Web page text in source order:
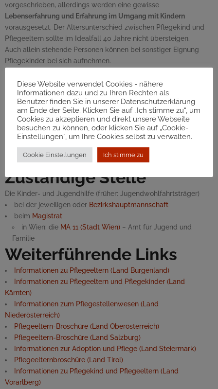
vorgeschrieben, allerdings werden eine gewisse
Lebenserfahrung und Erfahrung im Umgang mit Kindern
vorausgesetzt. Der Altersunterschied zwischen Pflegekind und
Pflegeeltern sollte im Idealfall 40 Jahre nicht übersteigen.
Auch allein stehende Personen können bei sonstiger Eignung
Pflegekinder bei sich aufnehmen.
Voraussetzungen die Möglichkeit, sich als Pflegemutter oder
Pflegevater anstellen zu lassen. Damit verbunden sind
Fortbildung, Beratung, soziale Absicherung (Pensions-, Kranken-,
Unfall- und Arbeitslosenversicherung) sowie ein Gehalt knapp
über der Geringfügigkeitsgrenze.
Tipp:
Referat für Adoptiv- und Pflegeeltern angeboten.
Zuständige Stelle
Die Kinder- und Jugendhilfe (früher: Jugendwohlfahrtsträger)
bei der jeweiligen oder Bezirkshauptmannschaft
beim Magistrat
in Wien: die MA 11 (Stadt Wien) − Amt für Jugend und
Familie
Weiterführende Links
Informationen zu Pflegeeltern (Land Burgenland)
Informationen zu Pflegeeltern und Pflegekinder (Land
Kärnten)
Informationen zum Pflegestellenwesen (Land
Niederösterreich)
Pflegeeltern-Broschüre (Land Oberösterreich)
Pflegeeltern-Broschüre (Land Salzburg)
Informationen zur Adoption und Pflege (Land Steiermark)
Pflegeelternbroschüre (Land Tirol)
Informationen zu Pflegekind und Pflegeeltern (Land
Vorarlberg)
Diese Website verwendet Cookies - nähere
Informationen dazu und zu Ihren Rechten als
Benutzer finden Sie in unserer Datenschutzerklärung
am Ende der Seite. Klicken Sie auf „Ich stimme zu“, um
Cookies zu akzeptieren und direkt unsere Webseite
besuchen zu können, oder klicken Sie auf „Cookie-
Einstellungen“, um Ihre Cookies selbst zu verwalten.
Cookie Einstellungen Ich stimme zu